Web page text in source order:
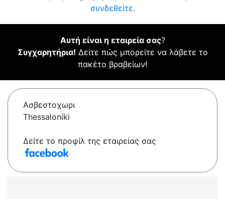
συνδεθείτε.
Αυτή είναι η εταιρεία σας?
Συγχαρητήρια! Δείτε πώς μπορείτε να λάβετε το
πακέτο βραβείων!
Ασβεστοχωρι
Thessaloníki
Δείτε το προφίλ της εταιρείας σας